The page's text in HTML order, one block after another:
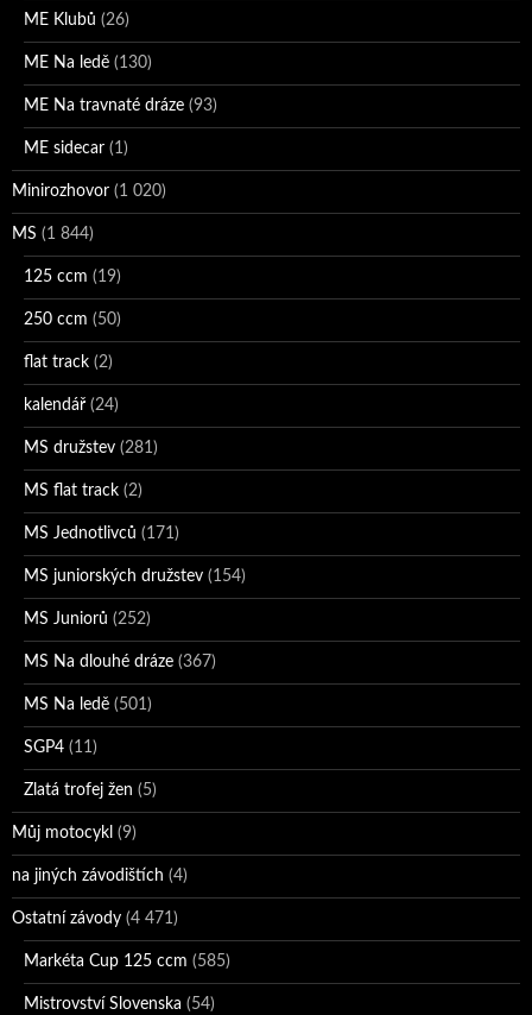
ME Klubů (26)
ME Na ledě (130)
ME Na travnaté dráze (93)
ME sidecar (1)
Minirozhovor (1 020)
MS (1 844)
125 ccm (19)
250 ccm (50)
flat track (2)
kalendář (24)
MS družstev (281)
MS flat track (2)
MS Jednotlivců (171)
MS juniorských družstev (154)
MS Juniorů (252)
MS Na dlouhé dráze (367)
MS Na ledě (501)
SGP4 (11)
Zlatá trofej žen (5)
Můj motocykl (9)
na jiných závodištích (4)
Ostatní závody (4 471)
Markéta Cup 125 ccm (585)
Mistrovství Slovenska (54)